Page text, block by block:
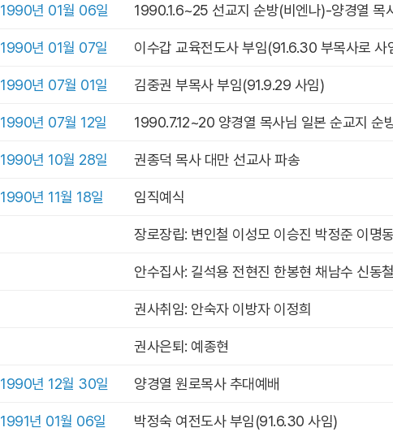
1990년 01월 06일 1990.1.6~25 선교지 순방(비엔나)-양경열 목
1990년 01월 07일 이수갑 교육전도사 부임(91.6.30 부목사로 사
1990년 07월 01일 김중권 부목사 부임(91.9.29 사임)
1990년 07월 12일 1990.7.12~20 양경열 목사님 일본 순교지 순
1990년 10월 28일 권종덕 목사 대만 선교사 파송
1990년 11월 18일 임직예식
장로장립: 변인철 이성모 이승진 박정준 이명
안수집사: 길석용 전현진 한봉현 채남수 신동
권사취임: 안숙자 이방자 이정희
권사은퇴: 예종현
1990년 12월 30일 양경열 원로목사 추대예배
1991년 01월 06일 박정숙 여전도사 부임(91.6.30 사임)